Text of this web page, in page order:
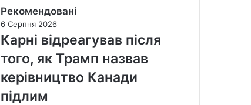
Рекомендовані
6 Серпня 2026
Карні відреагував після
того, як Трамп назвав
керівництво Канади
підлим